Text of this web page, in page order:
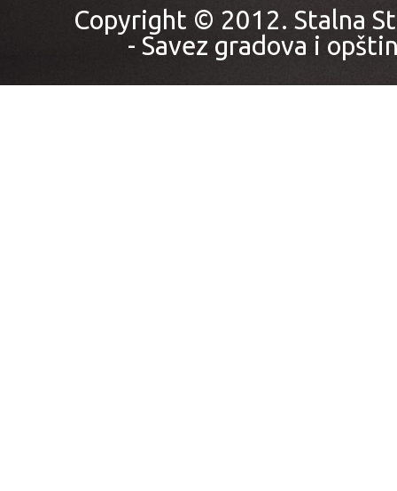
Copyright © 2012. Stalna
- Savez gradova i